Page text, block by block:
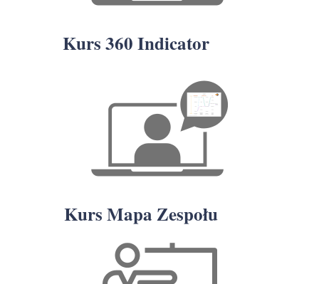
Kurs 360 Indicator
Kurs Mapa Zespołu